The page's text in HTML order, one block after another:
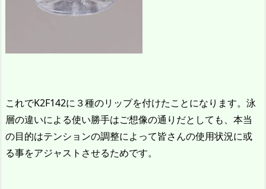
これでK2F142に３種のリップを付けたことになります。泳
層の違いによる使い勝手はご想像の通りだとしても、本当
の目的はテンションの調整によって皆さんの使用状況に或
る事をアジャストさせるためです。